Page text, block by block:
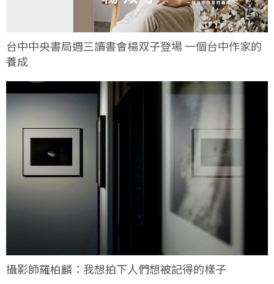
台中中央書局週三讀書會楊双子登場 一個台中作家的
養成
攝影師羅柏麟：我想拍下人們想被記得的樣子